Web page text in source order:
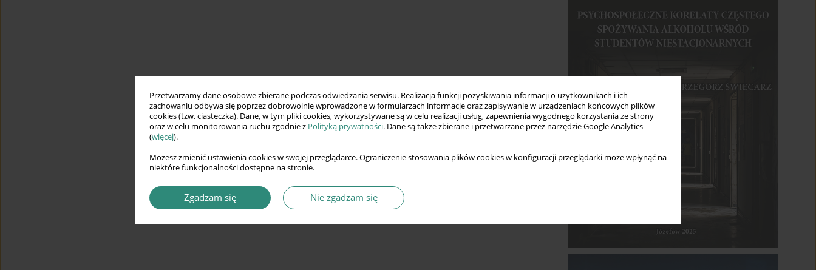
Przetwarzamy dane osobowe zbierane podczas odwiedzania serwisu. Realizacja funkcji pozyskiwania informacji o użytkownikach i ich
zachowaniu odbywa się poprzez dobrowolnie wprowadzone w formularzach informacje oraz zapisywanie w urządzeniach końcowych plików
cookies (tzw. ciasteczka). Dane, w tym pliki cookies, wykorzystywane są w celu realizacji usług, zapewnienia wygodnego korzystania ze strony
oraz w celu monitorowania ruchu zgodnie z Polityką prywatności. Dane są także zbierane i przetwarzane przez narzędzie Google Analytics
(więcej).
Możesz zmienić ustawienia cookies w swojej przeglądarce. Ograniczenie stosowania plików cookies w konfiguracji przeglądarki może wpłynąć na
niektóre funkcjonalności dostępne na stronie.
Zgadzam się Nie zgadzam się